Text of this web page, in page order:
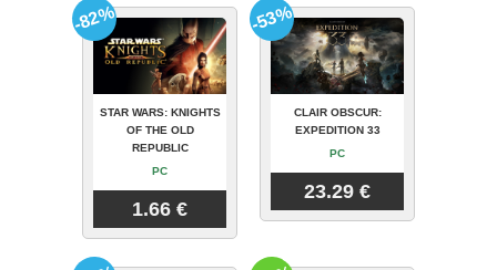
STAR WARS: KNIGHTS
OF THE OLD
REPUBLIC
PC
1.66 €
-82%
CLAIR OBSCUR:
EXPEDITION 33
PC
23.29 €
-53%